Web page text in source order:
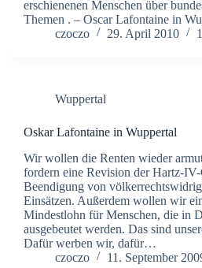
erschienenen Menschen über
Themen . – Oscar Lafontaine in
czoczo
29. April 2010
Wuppertal
Oskar Lafontaine in Wuppertal
Wir wollen die Renten wieder
fordern eine Revision der Hartz-IV-
Beendigung von
Einsätzen. Außerdem wollen wir
Mindestlohn für Menschen, die in
ausgebeutet werden. Das sind
Dafür werben wir, dafür…
czoczo
11. September